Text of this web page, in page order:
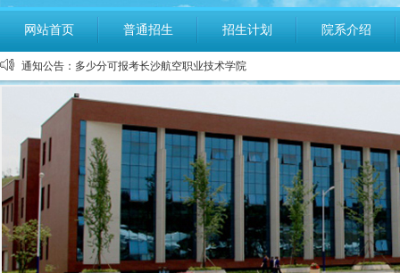
网站首页 普通招生 招生计划 院系介绍
通知公告：
公布2026年高考招生录取使用电话号码
长沙航空职业技术学院空中乘务、机场运行服务与管理报考须知
多少分可报考长沙航空职业技术学院
长沙航空职业技术学院2026年定向培养军士报考须知
长沙航空职业技术学院2026年报考指南
长沙航空职业技术学院2026年招生计划发布
长沙航空职业技术学院2026年招生章程
2026年单招录取分数线及录取名单公示
2026年单独招生一志愿考试成绩查询
关于参加2026年单独招生考试的温馨提示